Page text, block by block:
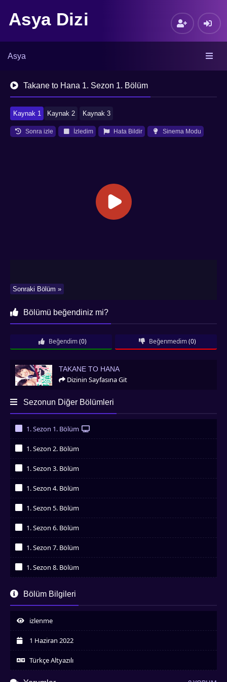
Asya Dizi
Asya
Takane to Hana 1. Sezon 1. Bölüm
Kaynak 1 Kaynak 2 Kaynak 3
Sonra izle İzledim Hata Bildir Sinema Modu
Sonraki Bölüm »
Bölümü beğendiniz mi?
Beğendim (0) Beğenmedim (0)
Takane to Hana
TAKANE TO HANA
Dizinin Sayfasına Git
Sezonun Diğer Bölümleri
1. Sezon 1. Bölüm
1. Sezon 2. Bölüm
1. Sezon 3. Bölüm
1. Sezon 4. Bölüm
1. Sezon 5. Bölüm
1. Sezon 6. Bölüm
1. Sezon 7. Bölüm
1. Sezon 8. Bölüm
Bölüm Bilgileri
izlenme
1 Haziran 2022
Türkçe Altyazılı